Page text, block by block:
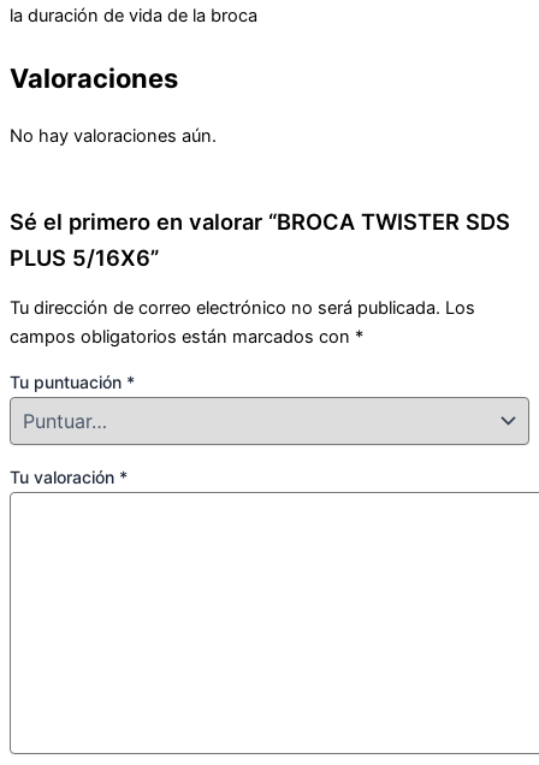
la duración de vida de la broca
Valoraciones
No hay valoraciones aún.
Sé el primero en valorar “BROCA TWISTER SDS
PLUS 5/16X6”
Tu dirección de correo electrónico no será publicada. Los
campos obligatorios están marcados con *
Tu puntuación *
Tu valoración *